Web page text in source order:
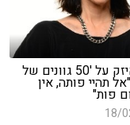
רותם איזק על '50 גוונים של
תהיי פותה, אין
פות"
18/